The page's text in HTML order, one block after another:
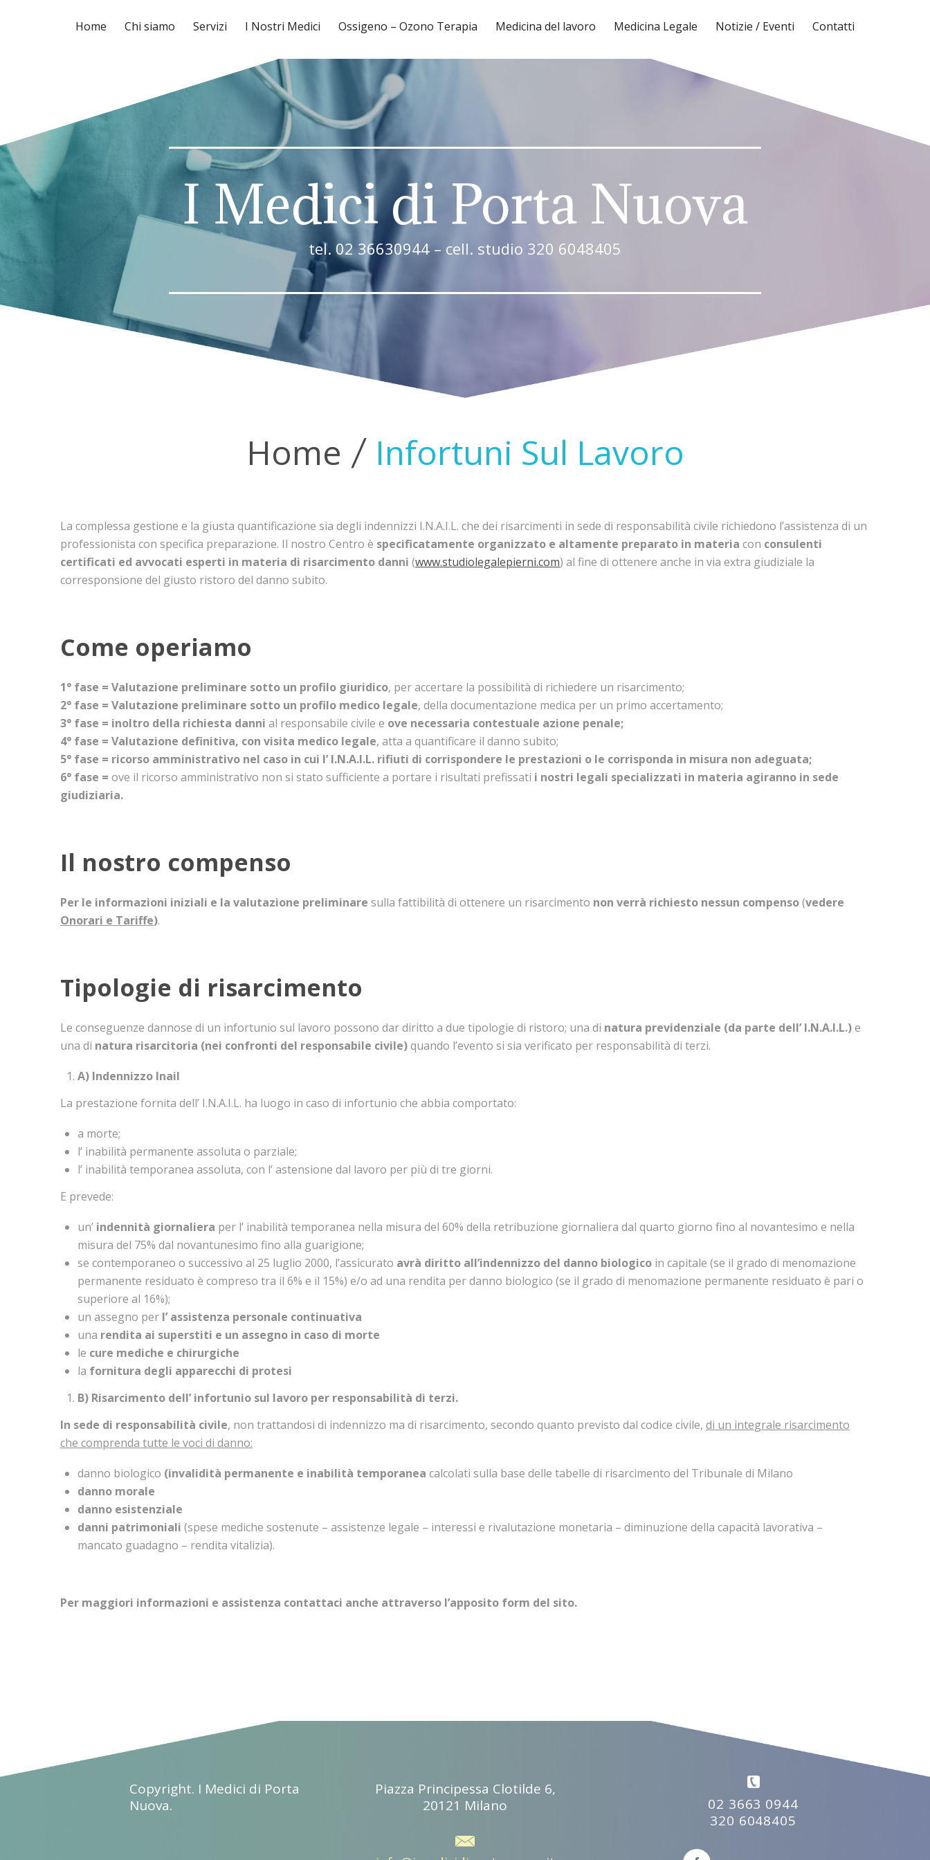
Home Chi siamo Servizi I Nostri Medici Ossigeno – Ozono Terapia Medicina del lavoro Medicina Legale Notizie / Eventi Contatti
I Medici di Porta Nuova
tel. 02 36630944 – cell. studio 320 6048405
Home Infortuni Sul Lavoro
La complessa gestione e la giusta quantificazione sia degli indennizzi I.N.A.I.L. che dei risarcimenti in sede di responsabilità civile richiedono l’assistenza di un
professionista con specifica preparazione. Il nostro Centro è specificatamente organizzato e altamente preparato in materia con consulenti
certificati ed avvocati esperti in materia di risarcimento danni (www.studiolegalepierni.com) al fine di ottenere anche in via extra giudiziale la
corresponsione del giusto ristoro del danno subito.
Come operiamo
1° fase = Valutazione preliminare sotto un profilo giuridico, per accertare la possibilità di richiedere un risarcimento;
2° fase = Valutazione preliminare sotto un profilo medico legale, della documentazione medica per un primo accertamento;
3° fase = inoltro della richiesta danni al responsabile civile e ove necessaria contestuale azione penale;
4° fase = Valutazione definitiva, con visita medico legale, atta a quantificare il danno subito;
5° fase = ricorso amministrativo nel caso in cui l’ I.N.A.I.L. rifiuti di corrispondere le prestazioni o le corrisponda in misura non adeguata;
6° fase = ove il ricorso amministrativo non si stato sufficiente a portare i risultati prefissati i nostri legali specializzati in materia agiranno in sede
giudiziaria.
Il nostro compenso
Per le informazioni iniziali e la valutazione preliminare sulla fattibilità di ottenere un risarcimento non verrà richiesto nessun compenso(vedere
Onorari e Tariffe).
Tipologie di risarcimento
Le conseguenze dannose di un infortunio sul lavoro possono dar diritto a due tipologie di ristoro; una di natura previdenziale (da parte dell’ I.N.A.I.L.)e
una di natura risarcitoria (nei confronti del responsabile civile)quando l’evento si sia verificato per responsabilità di terzi.
A) Indennizzo Inail
La prestazione fornita dell’ I.N.A.I.L. ha luogo in caso di infortunio che abbia comportato:
a morte;
l’ inabilità permanente assoluta o parziale;
l’ inabilità temporanea assoluta, con l’ astensione dal lavoro per più di tre giorni.
E prevede:
un’ indennità giornaliera per l’ inabilità temporanea nella misura del 60% della retribuzione giornaliera dal quarto giorno fino al novantesimo e nella
misura del 75% dal novantunesimo fino alla guarigione;
se contemporaneo o successivo al 25 luglio 2000, l’assicurato avrà diritto all’indennizzo del danno biologico in capitale (se il grado di menomazione
permanente residuato è compreso tra il 6% e il 15%) e/o ad una rendita per danno biologico (se il grado di menomazione permanente residuato è pari o
superiore al 16%);
un assegno per l’ assistenza personale continuativa
una rendita ai superstiti e un assegno in caso di morte
le cure mediche e chirurgiche
la fornitura degli apparecchi di protesi
B) Risarcimento dell’ infortunio sul lavoro per responsabilità di terzi.
In sede di responsabilità civile, non trattandosi di indennizzo ma di risarcimento, secondo quanto previsto dal codice civile, di un integrale risarcimento
che comprenda tutte le voci di danno:
danno biologico (invalidità permanente e inabilità temporanea calcolati sulla base delle tabelle di risarcimento del Tribunale di Milano
danno morale
danno esistenziale
danni patrimoniali (spese mediche sostenute – assistenze legale – interessi e rivalutazione monetaria – diminuzione della capacità lavorativa –
mancato guadagno – rendita vitalizia).
Per maggiori informazioni e assistenza contattaci anche attraverso l’apposito form del sito.
Copyright. I Medici di Porta
Nuova.
Piazza Principessa Clotilde 6,
20121 Milano
02 3663 0944
320 6048405